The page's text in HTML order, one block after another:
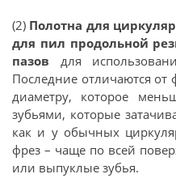
(2) Полотна для
для пил продольной
пазов для
Последние отличаются
диаметру, которое
зубьями, которые
как и у обычных
фрез – чаще по всей
или выпуклые зубья.